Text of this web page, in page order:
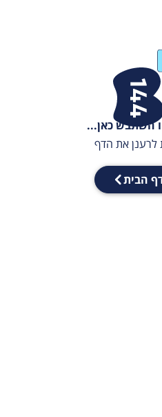
השתבש כאן...
לרענן את הדף
הבית